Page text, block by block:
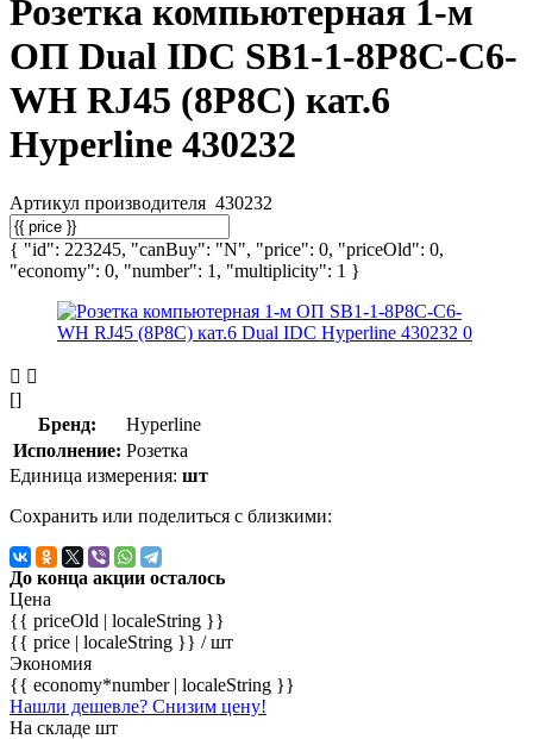
Розетка компьютерная 1-м
ОП Dual IDC SB1-1-8P8C-C6-
WH RJ45 (8P8C) кат.6
Hyperline 430232
Артикул производителя 430232
{ "id": 223245, "canBuy": "N", "price": 0, "priceOld": 0,
"economy": 0, "number": 1, "multiplicity": 1 }
[]
Бренд:
Hyperline
Исполнение: Розетка
Единица измерения: шт
Сохранить или поделиться с близкими:
До конца акции осталось
Цена
{{ priceOld | localeString }}
{{ price | localeString }} / шт
Экономия
{{ economy*number | localeString }}
Нашли дешевле? Снизим цену!
На складе шт